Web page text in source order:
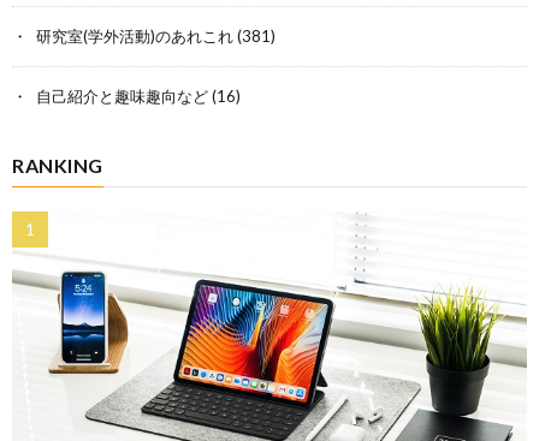
研究室(学外活動)のあれこれ(381)
自己紹介と趣味趣向など(16)
RANKING